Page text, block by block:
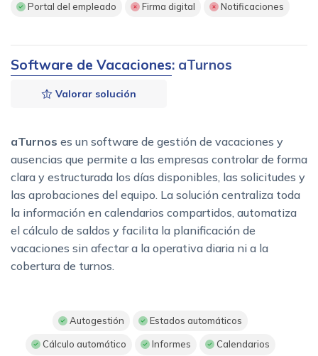
Portal del empleado Firma digital Notificaciones
Software de Vacaciones: aTurnos
Valorar solución
aTurnos es un software de gestión de vacaciones y
ausencias que permite a las empresas controlar de forma
clara y estructurada los días disponibles, las solicitudes y
las aprobaciones del equipo. La solución centraliza toda
la información en calendarios compartidos, automatiza
el cálculo de saldos y facilita la planificación de
vacaciones sin afectar a la operativa diaria ni a la
cobertura de turnos.
Autogestión Estados automáticos
Cálculo automático Informes Calendarios